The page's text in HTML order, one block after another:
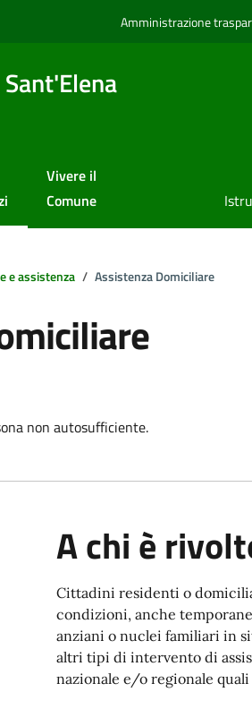
Amministrazione
Vivere il
Comune
e assistenza Assistenza Domiciliare
non autosufficiente.
A chi è
Cittadini residenti o
condizioni, anche
anziani o nuclei familiari in
altri tipi di intervento di
nazionale e/o regionale